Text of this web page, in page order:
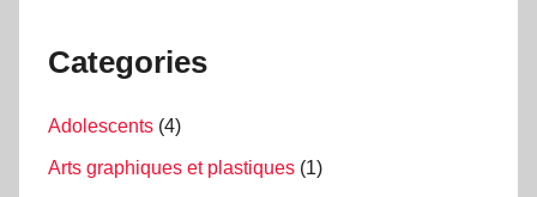
Categories
Adolescents (4)
Arts graphiques et plastiques (1)